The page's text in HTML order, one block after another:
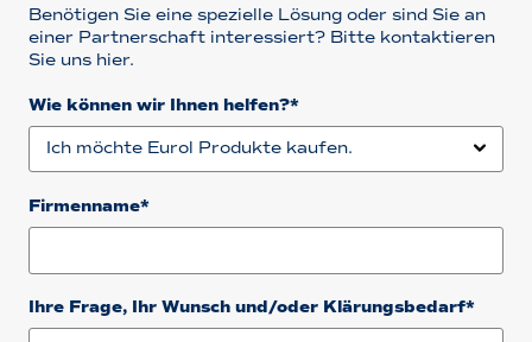
Benötigen Sie eine spezielle Lösung oder sind Sie an
einer Partnerschaft interessiert? Bitte kontaktieren
Sie uns hier.
Wie können wir Ihnen helfen?*
Firmenname*
Ihre Frage, Ihr Wunsch und/oder Klärungsbedarf*